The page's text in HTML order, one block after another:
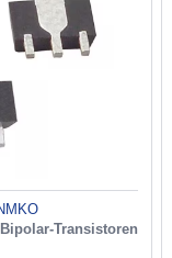
Bipolar-Transistoren